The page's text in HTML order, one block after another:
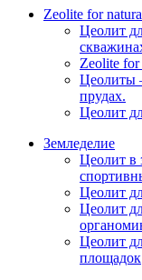
Zeolite for
Цеолит
Zeolite for
Цеолиты
прудах.
Цеолит
Земледелие
Цеолит в
Цеолит
Цеолит
Цеолит
площадок